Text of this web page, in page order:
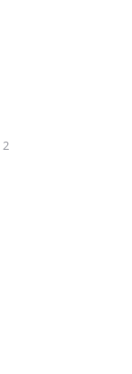
2